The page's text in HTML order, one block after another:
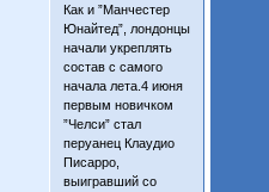
Как и ”Манчестер
Юнайтед”, лондонцы
начали укреплять
состав с самого
начала лета.4 июня
первым новичком
”Челси” стал
перуанец Клаудио
Писарро,
выигравший со